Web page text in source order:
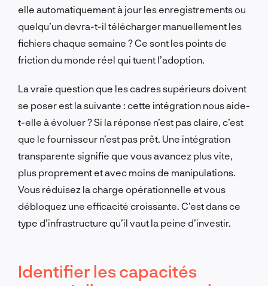
elle automatiquement à jour les enregistrements ou
quelqu’un devra-t-il télécharger manuellement les
fichiers chaque semaine ? Ce sont les points de
friction du monde réel qui tuent l’adoption.
La vraie question que les cadres supérieurs doivent
se poser est la suivante : cette intégration nous aide-
t-elle à évoluer ? Si la réponse n’est pas claire, c’est
que le fournisseur n’est pas prêt. Une intégration
transparente signifie que vous avancez plus vite,
plus proprement et avec moins de manipulations.
Vous réduisez la charge opérationnelle et vous
débloquez une efficacité croissante. C’est dans ce
type d’infrastructure qu’il vaut la peine d’investir.
Identifier les capacités